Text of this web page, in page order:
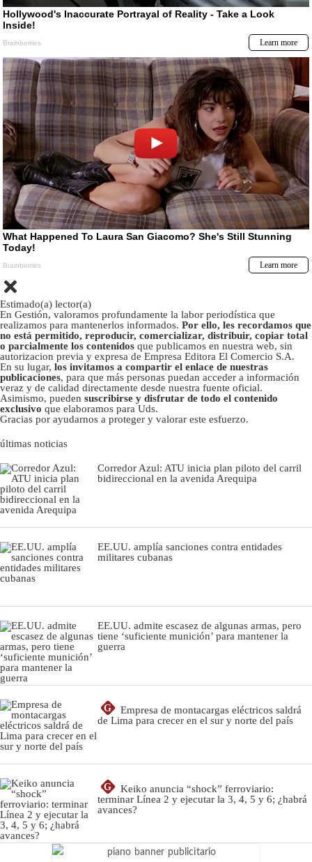
Estimado(a) lector(a)
En Gestión, valoramos profundamente la labor periodística que
realizamos para mantenerlos informados. Por ello, les recordamos que
no está permitido, reproducir, comercializar, distribuir, copiar total
o parcialmente los contenidos que publicamos en nuestra web, sin
autorizacion previa y expresa de Empresa Editora El Comercio S.A.
En su lugar, los invitamos a compartir el enlace de nuestras
publicaciones, para que más personas puedan acceder a información
veraz y de calidad directamente desde nuestra fuente oficial.
Asimismo, pueden suscribirse y disfrutar de todo el contenido
exclusivo que elaboramos para Uds.
Gracias por ayudarnos a proteger y valorar este esfuerzo.
últimas noticias
Corredor Azul: ATU inicia plan piloto del carril
bidireccional en la avenida Arequipa
EE.UU. amplía sanciones contra entidades
militares cubanas
EE.UU. admite escasez de algunas armas, pero
tiene ‘suficiente munición’ para mantener la
guerra
G
Empresa de montacargas eléctricos saldrá
de Lima para crecer en el sur y norte del país
G
Keiko anuncia “shock” ferroviario:
terminar Línea 2 y ejecutar la 3, 4, 5 y 6; ¿habrá
avances?